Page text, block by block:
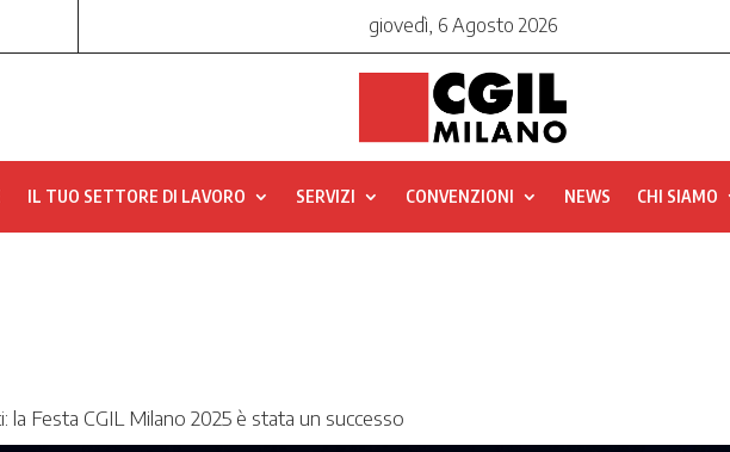
giovedì, 6 Agosto 2026
IL TUO SETTORE DI LAVORO SERVIZI CONVENZIONI NEWS CHI SIAMO
la Festa CGIL Milano 2025 è stata un successo